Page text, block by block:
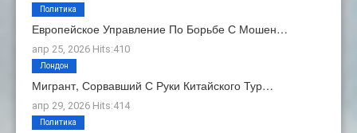
Европейское Управление По Борьбе С Мошен…
апр 25, 2026 Hits:410
Политика
Мигрант, Сорвавший С Руки Китайского Тур…
апр 29, 2026 Hits:414
Лондон
Политика